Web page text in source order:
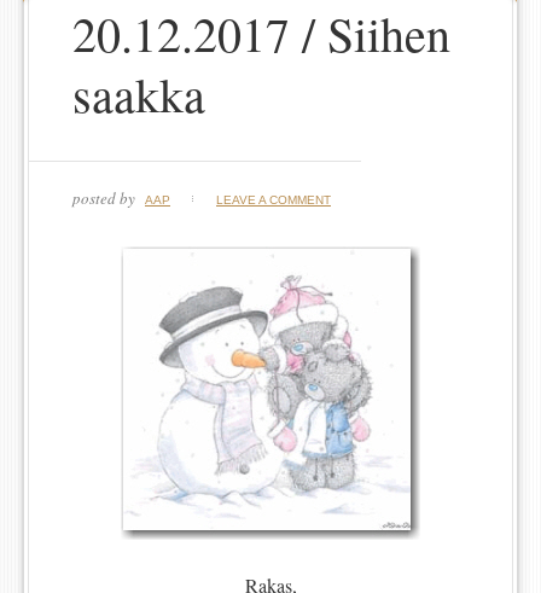
20.12.2017 / Siihen
saakka
posted by AAP LEAVE A COMMENT
Rakas,